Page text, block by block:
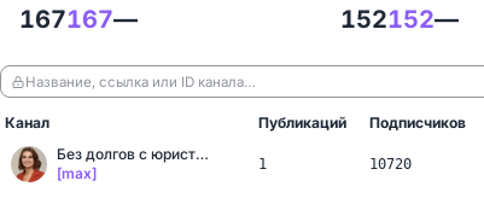
167167— 152152—
Название, ссылка или ID канала…
Канал Публикаций Подписчиков
Без долгов с юристом Кат…
[max]
1 10720